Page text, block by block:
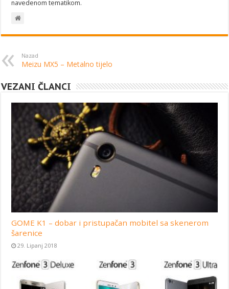
navedenom tematikom.
Nazad
Meizu MX5 – Metalno tijelo
VEZANI ČLANCI
GOME K1 – dobar i pristupačan mobitel sa skenerom
šarenice
29. Lipanj 2018